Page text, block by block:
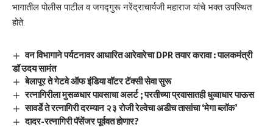
भागातील पोलीस पाटील व जगद्गुरू नरेंद्राचार्यजी महाराज यांचे भक्त उपस्थित
होते.
वन विभागाने पर्यटनावर आधारित आरेवारेचा DPR तयार करावा : पालकमंत्री
डॉ उदय सामंत
बेलापूर ते गेटवे ऑफ इंडिया वॉटर टॅक्सी सेवा सुरू
रत्नागिरीला मुसळधार पावसाचा अलर्ट ; परतीच्या प्रवासातही धुव्वाधार पाऊस
सावर्डे ते रत्नागिरी दरम्यान २३ रोजी रेल्वेचा अडीच तासांचा ‘मेगा ब्लॉक’
दादर-रत्नागिरी पॅसेंजर पूर्ववत होणार?